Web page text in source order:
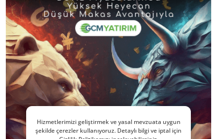
Hizmetlerimizi geliştirmek ve yasal mevzuata uygun
şekilde çerezler kullanıyoruz. Detaylı bilgi ve iptal için